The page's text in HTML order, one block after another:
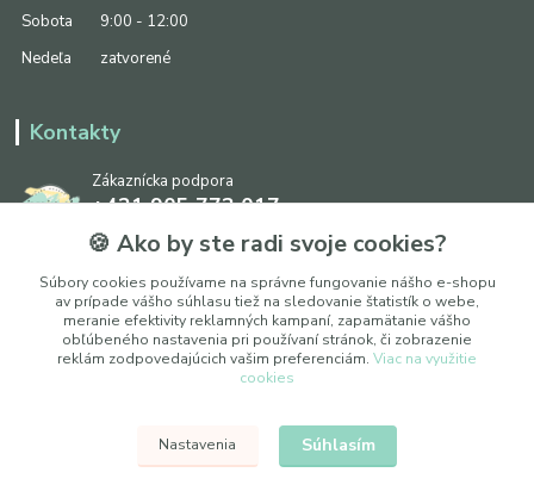
Sobota
9:00 - 12:00
Nedeľa
zatvorené
Kontakty
Zákaznícka podpora
+421 905 773 017
(Po-Pia, 8:30 - 17:00, So: 9:00 - 12:00)
info@ipapier.sk
Upraviť nastavenia cookies
🍪 Ako by ste radi svoje cookies?
Súbory cookies používame na správne fungovanie nášho e-shopu
av prípade vášho súhlasu tiež na sledovanie štatistík o webe,
meranie efektivity reklamných kampaní, zapamätanie vášho
obľúbeného nastavenia pri používaní stránok, či zobrazenie
reklám zodpovedajúcich vašim preferenciám. Viac na využitie
cookies
Nastavenia Súhlasím